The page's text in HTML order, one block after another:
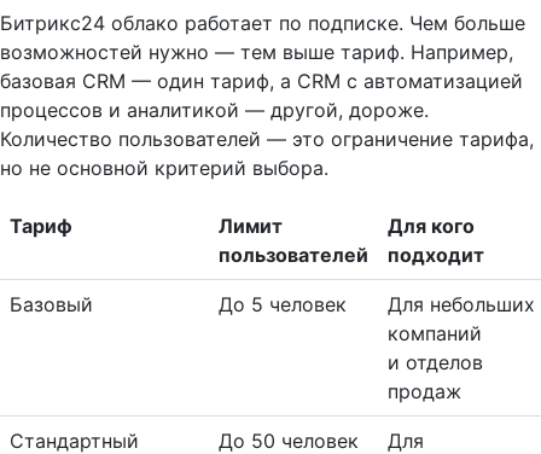
Битрикс24 облако работает по подписке. Чем больше
возможностей нужно — тем выше тариф. Например,
базовая CRM — один тариф, а CRM с автоматизацией
процессов и аналитикой — другой, дороже.
Количество пользователей — это ограничение тарифа,
но не основной критерий выбора.
Тариф
Лимит
пользователей
Для кого
подходит
Базовый До 5 человек
Для небольших
компаний
и отделов
продаж
Стандартный До 50 человек
Для